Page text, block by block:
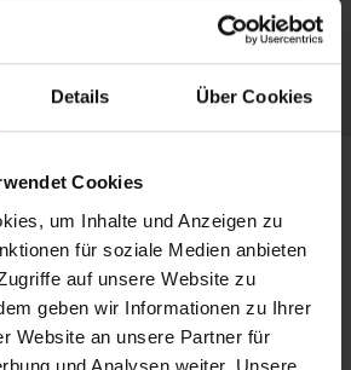
Details Über Cookies
Cookies
um Inhalte und Anzeigen zu
für soziale Medien anbieten
auf unsere Website zu
geben wir Informationen zu Ihrer
Website an unsere Partner für
und Analysen weiter. Unsere
aus 100% robuster Acryl-Faser